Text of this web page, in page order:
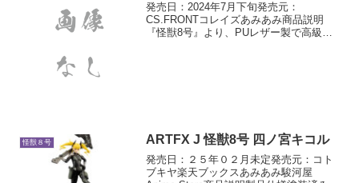
発売日：2024年7月下旬発売元：
CS.FRONTコレイズあみあみ商品説明
『怪獣8号』より、PUレザー製で高級感
怪獣８号 ARTFX J 怪獣8号 四ノ宮キコル
発売日：２５年０２月未定発売元：コト
ブキヤ楽天ブックスあみあみ駿河屋